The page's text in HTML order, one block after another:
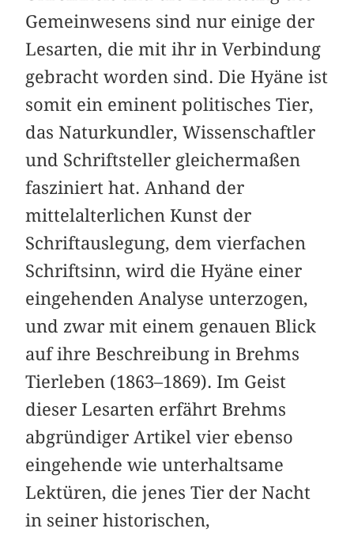
Gemeinwesens sind nur einige der
Lesarten, die mit ihr in Verbindung
gebracht worden sind. Die Hyäne ist
somit ein eminent politisches Tier,
das Naturkundler, Wissenschaftler
und Schriftsteller gleichermaßen
fasziniert hat. Anhand der
mittelalterlichen Kunst der
Schriftauslegung, dem vierfachen
Schriftsinn, wird die Hyäne einer
eingehenden Analyse unterzogen,
und zwar mit einem genauen Blick
auf ihre Beschreibung in Brehms
Tierleben (1863–1869). Im Geist
dieser Lesarten erfährt Brehms
abgründiger Artikel vier ebenso
eingehende wie unterhaltsame
Lektüren, die jenes Tier der Nacht
in seiner historischen,